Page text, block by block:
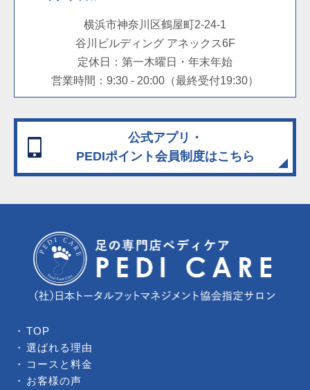
横浜市神奈川区鶴屋町2-24-1
谷川ビルディング アネックス6F
定休日：第一木曜日・年末年始
営業時間：9:30 - 20:00（最終受付19:30）
公式アプリ・
PEDIポイント会員制度はこちら
TOP
選ばれる理由
コースと料金
お客様の声